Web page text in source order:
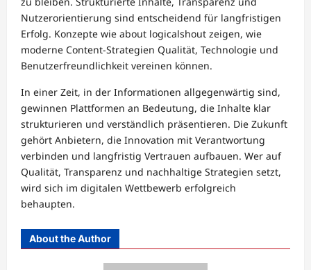
Nutzerorientierung sind entscheidend für langfristigen
Erfolg. Konzepte wie about logicalshout zeigen, wie
moderne Content-Strategien Qualität, Technologie und
Benutzerfreundlichkeit vereinen können.
In einer Zeit, in der Informationen allgegenwärtig sind,
gewinnen Plattformen an Bedeutung, die Inhalte klar
strukturieren und verständlich präsentieren. Die Zukunft
gehört Anbietern, die Innovation mit Verantwortung
verbinden und langfristig Vertrauen aufbauen. Wer auf
Qualität, Transparenz und nachhaltige Strategien setzt,
wird sich im digitalen Wettbewerb erfolgreich
behaupten.
About the Author